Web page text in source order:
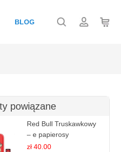
BLOG
powiązane
Red Bull Truskawkowy
– e papierosy
jednorazowe
zł 40.00